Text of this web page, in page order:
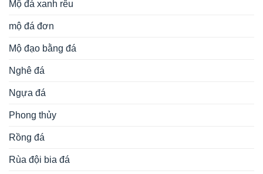
Mộ đá xanh rêu
mộ đá đơn
Mộ đạo bằng đá
Nghê đá
Ngựa đá
Phong thủy
Rồng đá
Rùa đội bia đá